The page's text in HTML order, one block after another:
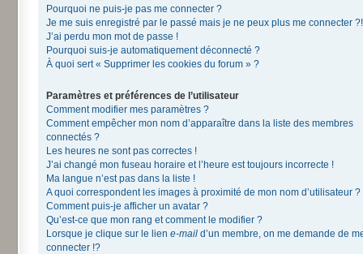
Pourquoi ne puis-je pas me connecter ?
Je me suis enregistré par le passé mais je ne peux plus me connecter ?!
J’ai perdu mon mot de passe !
Pourquoi suis-je automatiquement déconnecté ?
À quoi sert « Supprimer les cookies du forum » ?
Paramètres et préférences de l’utilisateur
Comment modifier mes paramètres ?
Comment empêcher mon nom d’apparaître dans la liste des membres
connectés ?
Les heures ne sont pas correctes !
J’ai changé mon fuseau horaire et l’heure est toujours incorrecte !
Ma langue n’est pas dans la liste !
A quoi correspondent les images à proximité de mon nom d’utilisateur ?
Comment puis-je afficher un avatar ?
Qu’est-ce que mon rang et comment le modifier ?
Lorsque je clique sur le lien e-mail d’un membre, on me demande de
connecter !?